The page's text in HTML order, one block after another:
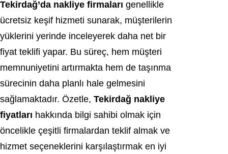
Tekirdağ’da nakliye firmaları genellikle
ücretsiz keşif hizmeti sunarak, müşterilerin
yüklerini yerinde inceleyerek daha net bir
fiyat teklifi yapar. Bu süreç, hem müşteri
memnuniyetini artırmakta hem de taşınma
sürecinin daha planlı hale gelmesini
sağlamaktadır. Özetle, Tekirdağ nakliye
fiyatları hakkında bilgi sahibi olmak için
öncelikle çeşitli firmalardan teklif almak ve
hizmet seçeneklerini karşılaştırmak en iyi